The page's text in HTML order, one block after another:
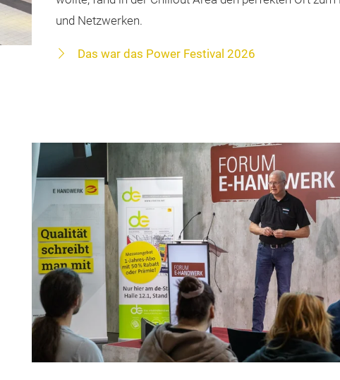
und Netzwerken.
Das war das Power Festival 2026